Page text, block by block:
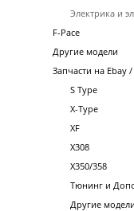
Электрика и
F-Pace
Другие модели
Запчасти на Ebay
S Type
X-Type
XF
X308
X350/358
Тюнинг и
Другие